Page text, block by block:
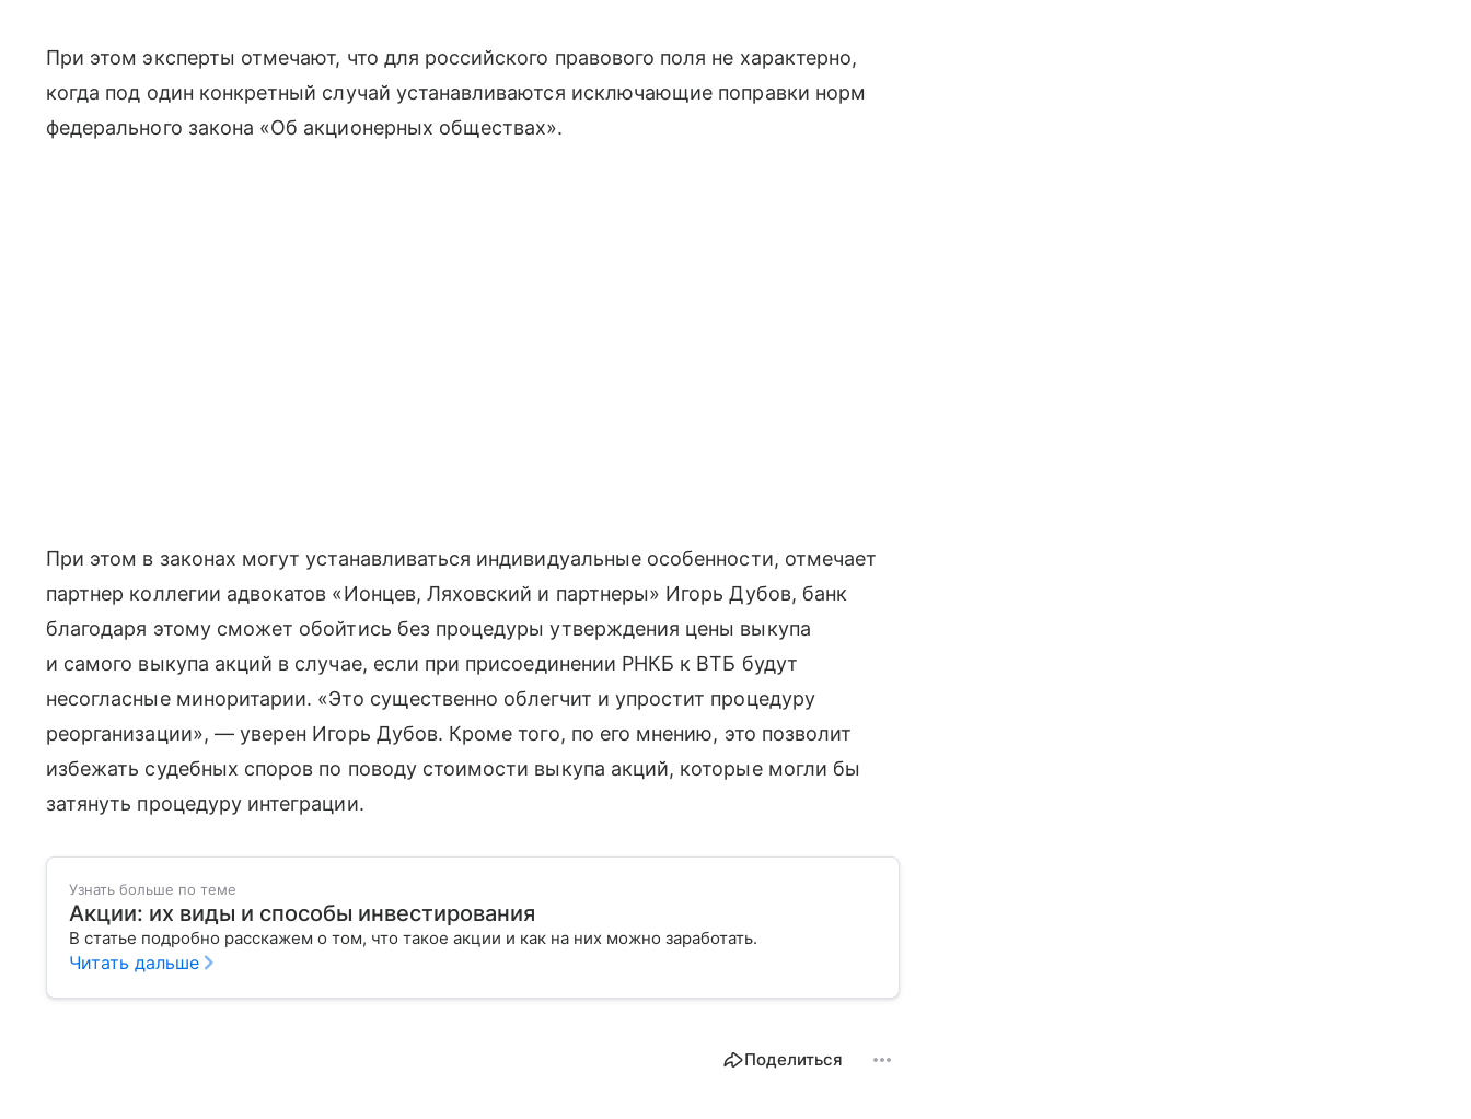
При этом эксперты отмечают, что для российского правового поля не характерно,
когда под один конкретный случай устанавливаются исключающие поправки норм
федерального закона «Об акционерных обществах».
При этом в законах могут устанавливаться индивидуальные особенности, отмечает
партнер коллегии адвокатов «Ионцев, Ляховский и партнеры» Игорь Дубов, банк
благодаря этому сможет обойтись без процедуры утверждения цены выкупа
и самого выкупа акций в случае, если при присоединении РНКБ к ВТБ будут
несогласные миноритарии. «Это существенно облегчит и упростит процедуру
реорганизации», — уверен Игорь Дубов. Кроме того, по его мнению, это позволит
избежать судебных споров по поводу стоимости выкупа акций, которые могли бы
затянуть процедуру интеграции.
Узнать больше по теме
Акции: их виды и способы инвестирования
В статье подробно расскажем о том, что такое акции и как на них можно заработать.
Читать дальше
Поделиться